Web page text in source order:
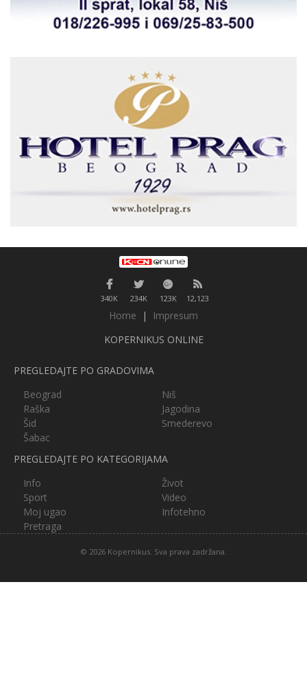
340K 234K 123K 12,123
Home |
Impresum
KOPERNIKUS ONLINE
PREGLEDAJTE PO GRADOVIMA
Beograd
Niš
Raška
Jagodina
Šid
Smederevo
Šabac
PREGLEDAJTE PO KATEGORIJAMA
Info
Život
Sport
Video
Moj ugao
Infotehno
Pretraga
© 2026 Kopernikus. Sva prava zadržana.